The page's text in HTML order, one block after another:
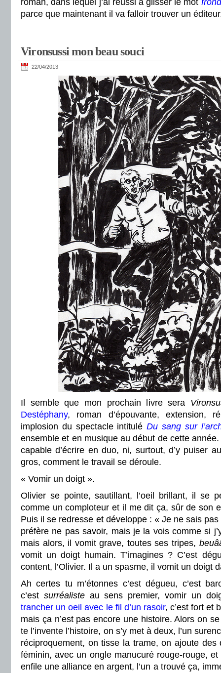
roman, dans lequel j’ai réussi à glisser le mot
parce que maintenant il va falloir trouver un
Vironsussi mon beau souci
22/04/2013
Il semble que mon prochain livre sera
Destéphany, roman d’épouvante, extension,
implosion du spectacle intituléDu sang sur
ensemble et en musique au début de cette
capable d’écrire en duo, ni, surtout, d’y puiser
gros, comment le travail se déroule.
« Vomir un doigt ».
Olivier se pointe, sautillant, l’oeil brillant, il se
comme un comploteur et il me dit ça, sûr de son
Puis il se redresse et développe : « Je ne sais pas
préfère ne pas savoir, mais je la vois comme si
mais alors, il vomit grave, toutes ses tripes,
vomit un doigt humain. T’imagines ? C’est
content, l’Olivier. Il a un spasme, il vomit un doigt
Ah certes tu m’étonnes c’est dégueu, c’est
c’est surréalisteau sens premier, vomir un
trancher un oeil avec le fil d’un rasoir, c’est fort et
mais ça n’est pas encore une histoire. Alors on
te l’invente l’histoire, on s’y met à deux, l’un
réciproquement, on tisse la trame, on ajoute
féminin, avec un ongle manucuré rouge-rouge,
enfile une alliance en argent, l’un a trouvé ça,